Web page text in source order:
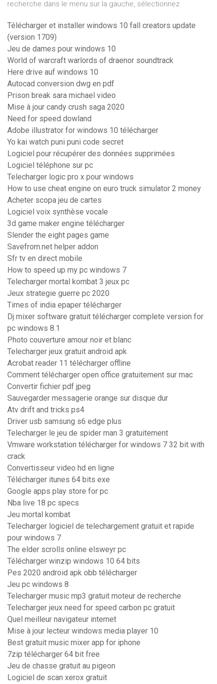
recherche dans le menu sur la gauche, sélectionnez
Télécharger et installer windows 10 fall creators update
(version 1709)
Jeu de dames pour windows 10
World of warcraft warlords of draenor soundtrack
Here drive auf windows 10
Autocad conversion dwg en pdf
Prison break sara michael video
Mise à jour candy crush saga 2020
Need for speed dowland
Adobe illustrator for windows 10 télécharger
Yo kai watch puni puni code secret
Logiciel pour récupérer des données supprimées
Logiciel téléphone sur pc
Telecharger logic pro x pour windows
How to use cheat engine on euro truck simulator 2 money
Acheter scopa jeu de cartes
Logiciel voix synthèse vocale
3d game maker engine télécharger
Slender the eight pages game
Savefrom.net helper addon
Sfr tv en direct mobile
How to speed up my pc windows 7
Telecharger mortal kombat 3 jeux pc
Jeux strategie guerre pc 2020
Times of india epaper télécharger
Dj mixer software gratuit télécharger complete version for
pc windows 8.1
Photo couverture amour noir et blanc
Telecharger jeux gratuit android apk
Acrobat reader 11 télécharger offline
Comment télécharger open office gratuitement sur mac
Convertir fichier pdf jpeg
Sauvegarder messagerie orange sur disque dur
Atv drift and tricks ps4
Driver usb samsung s6 edge plus
Telecharger le jeu de spider man 3 gratuitement
Vmware workstation télécharger for windows 7 32 bit with
crack
Convertisseur video hd en ligne
Télécharger itunes 64 bits exe
Google apps play store for pc
Nba live 18 pc specs
Jeu mortal kombat
Telecharger logiciel de telechargement gratuit et rapide
pour windows 7
The elder scrolls online elsweyr pc
Télécharger winzip windows 10 64 bits
Pes 2020 android apk obb télécharger
Jeu pc windows 8
Telecharger music mp3 gratuit moteur de recherche
Telecharger jeux need for speed carbon pc gratuit
Quel meilleur navigateur internet
Mise à jour lecteur windows media player 10
Best gratuit music mixer app for iphone
7zip télécharger 64 bit free
Jeu de chasse gratuit au pigeon
Logiciel de scan xerox gratuit